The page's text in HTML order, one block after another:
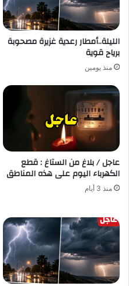
الليلة..أمطار رعدية غزيرة مصحوبة
برياح قوية
منذ يومين
عاجل / بلاغ من الستاغ : قطع
الكهرباء اليوم على هذه المناطق
منذ 3 أيام